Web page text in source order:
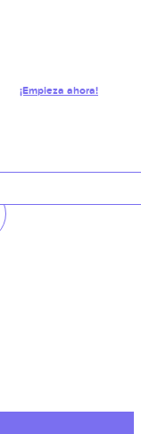
¡Empieza ahora!